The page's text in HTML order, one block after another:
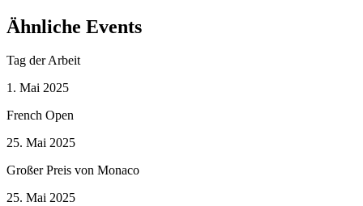
Ähnliche Events
Tag der Arbeit
1. Mai 2025
French Open
25. Mai 2025
Großer Preis von Monaco
25. Mai 2025